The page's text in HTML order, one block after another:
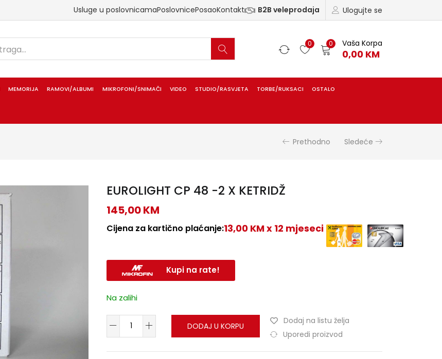
Ulogujte se
Usluge u poslovnicamaPoslovnicePosaoKontakt B2B veleprodaja
0 0 Vaša Korpa
0,00 KM
MEMORIJA RAMOVI/ALBUMI MIKROFONI/SNIMAČI VIDEO STUDIO/RASVJETA TORBE/RUKSACI OSTALO
Prethodno Sledeće
EUROLIGHT CP 48 -2 X KETRIDŽ
145,00KM
Cijena za kartično plaćanje:13,00 KM x 12 mjeseci
Kupi na rate!
Na zalihi
DODAJ U KORPU
Dodaj na listu želja
Uporedi proizvod